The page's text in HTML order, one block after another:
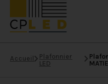
Accueil
Plafonnier
LED